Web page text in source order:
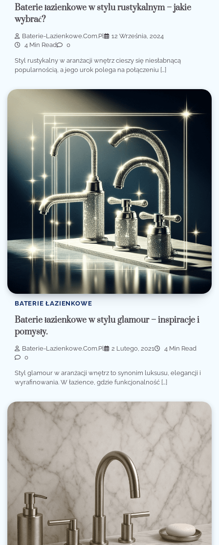
Baterie łazienkowe w stylu rustykalnym – jakie
wybrać?
Baterie-Lazienkowe.com.pl
12 Września, 2024
4 Min Read
0
Styl rustykalny w aranżacji wnętrz cieszy się niesłabnącą
popularnością, a jego urok polega na połączeniu […]
BATERIE ŁAZIENKOWE
Baterie łazienkowe w stylu glamour – inspiracje i
pomysły.
Baterie-Lazienkowe.com.pl 2 Lutego, 2021
4 Min Read
0
Styl glamour w aranżacji wnętrz to synonim luksusu, elegancji i
wyrafinowania. W łazience, gdzie funkcjonalność […]